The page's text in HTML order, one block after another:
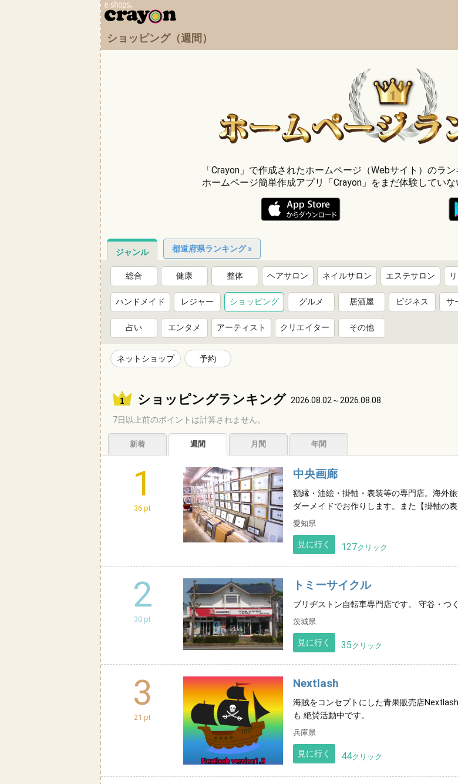
ショッピング（週間）
「Crayon」で作成されたホームページ（Webサイト）のラン
ホームページ簡単作成アプリ「Crayon」をまだ体験していな
ジャンル 都道府県ランキング »
総合 健康 整体 ヘアサロン ネイルサロン エステサロン
ハンドメイド レジャー ショッピング グルメ 居酒屋 ビジネス サ
占い エンタメ アーティスト クリエイター その他
ネットショップ 予約
ショッピングランキング 2026.08.02～2026.08.08
7日以上前のポイントは計算されません。
新着 週間 月間 年間
1
36 pt
中央画廊
額縁・油絵・掛軸・表装等の専門店。海外
ダーメイドでお作りします。また【掛軸の
愛知県
見に行く 127クリック
2
30 pt
トミーサイクル
ブリヂストン自転車専門店です。 守谷・つ
茨城県
見に行く 35クリック
3
21 pt
Nextlash
海賊をコンセプトにした青果販売店
も 絶賛活動中です。
兵庫県
見に行く 44クリック